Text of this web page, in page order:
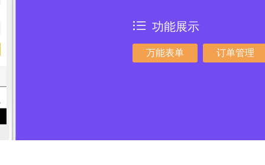
功能展示
万能表单 订单管理